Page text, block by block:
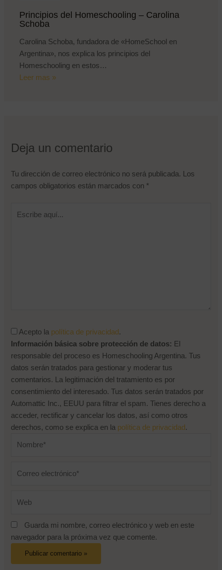
Principios del Homeschooling – Carolina
Schoba
Carolina Schoba, fundadora de «HomeSchool en
Argentina», nos explica los principios del
Homeschooling en estos…
Leer mas »
Deja un comentario
Tu dirección de correo electrónico no será publicada.
Los
campos obligatorios están marcados con *
Acepto la política de privacidad.
Información básica sobre protección de datos: El
responsable del proceso es Homeschooling Argentina. Tus
datos serán tratados para gestionar y moderar tus
comentarios. La legitimación del tratamiento es por
consentimiento del interesado. Tus datos serán tratados por
Automattic Inc., EEUU para filtrar el spam. Tienes derecho a
acceder, rectificar y cancelar los datos, así como otros
derechos, como se explica en la política de privacidad.
Guarda mi nombre, correo electrónico y web en este
navegador para la próxima vez que comente.